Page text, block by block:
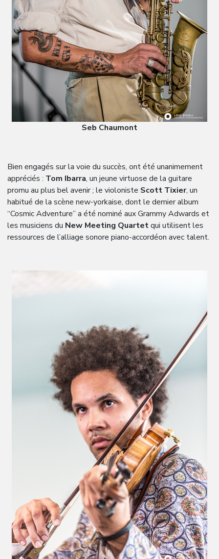
Seb Chaumont
Bien engagés sur la voie du succès, ont été unanimement
appréciés : Tom Ibarra, un jeune virtuose de la guitare
promu au plus bel avenir ; le violoniste Scott Tixier, un
habitué de la scène new-yorkaise, dont le dernier album
“Cosmic Adventure” a été nominé aux Grammy Adwards et
les musiciens du New Meeting Quartetqui utilisent les
ressources de l’alliage sonore piano-accordéon avec talent.